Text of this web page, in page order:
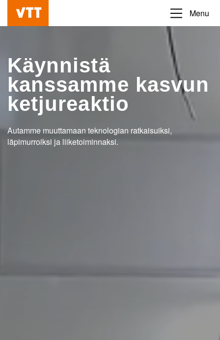
Hyppää
pääsisältöön
Beyond
Menu
Käynnistä
kanssamme kasvun
ketjureaktio
Autamme muuttamaan teknologian ratkaisuiksi,
läpimurroiksi ja liiketoiminnaksi.